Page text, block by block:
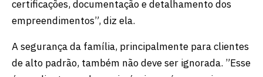
certificações, documentação e detalhamento dos
empreendimentos”, diz ela.
A segurança da família, principalmente para clientes
de alto padrão, também não deve ser ignorada. ”Esse